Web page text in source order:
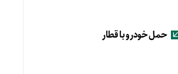
حمل خودرو با قطار